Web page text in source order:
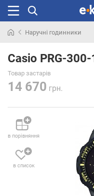
раніше
Наручні годинники
Casio PRG-
Товар застарів
14 670 грн.
в порівняння
в список